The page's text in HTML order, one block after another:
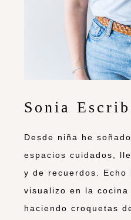
Sonia
Desde niña he
espacios cuidados,
y de recuerdos.
visualizo en la cocina
haciendo croquetas